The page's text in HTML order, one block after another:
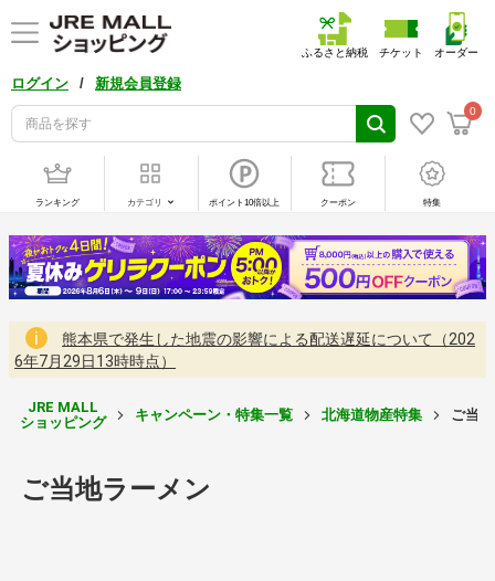
ログイン / 新規会員登録
0
ふるさと納税 チケット オーダー
ランキング カテゴリ ポイント10倍以上 クーポン 特集
熊本県で発生した地震の影響による配送遅延について（202
6年7月29日13時時点）
JRE MALL
ショッピング
キャンペーン・特集一覧 北海道物産特集 ご当
ご当地ラーメン